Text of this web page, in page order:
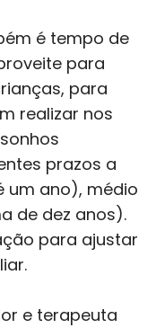
é tempo de
para
para
realizar nos
prazos a
um ano), médio
de dez anos).
para ajustar
e terapeuta